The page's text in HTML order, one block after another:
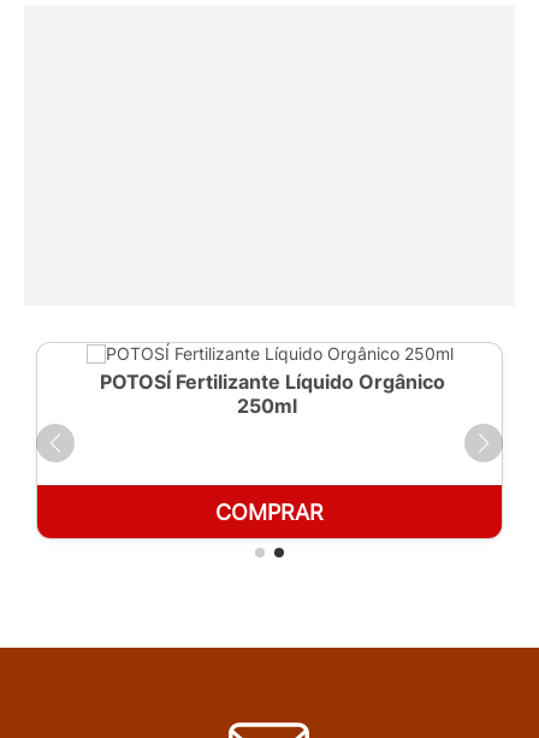
POTOSÍ Fertilizante Líquido Orgânico
250ml
COMPRAR